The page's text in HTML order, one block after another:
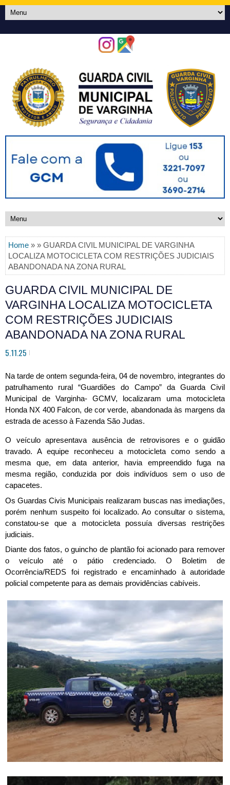
Home » » GUARDA CIVIL MUNICIPAL DE VARGINHA
LOCALIZA MOTOCICLETA COM RESTRIÇÕES JUDICIAIS
ABANDONADA NA ZONA RURAL
GUARDA CIVIL MUNICIPAL DE
VARGINHA LOCALIZA MOTOCICLETA
COM RESTRIÇÕES JUDICIAIS
ABANDONADA NA ZONA RURAL
5.11.25
Na tarde de ontem segunda-feira, 04 de novembro, integrantes do
patrulhamento rural “Guardiões do Campo” da Guarda Civil
Municipal de Varginha- GCMV, localizaram uma motocicleta
Honda NX 400 Falcon, de cor verde, abandonada às margens da
estrada de acesso à Fazenda São Judas.
O veículo apresentava ausência de retrovisores e o guidão
travado. A equipe reconheceu a motocicleta como sendo a
mesma que, em data anterior, havia empreendido fuga na
mesma região, conduzida por dois indivíduos sem o uso de
capacetes.
Os Guardas Civis Municipais realizaram buscas nas imediações,
porém nenhum suspeito foi localizado. Ao consultar o sistema,
constatou-se que a motocicleta possuía diversas restrições
judiciais.
Diante dos fatos, o guincho de plantão foi acionado para remover
o veículo até o pátio credenciado. O Boletim de
Ocorrência/REDS foi registrado e encaminhado à autoridade
policial competente para as demais providências cabíveis.